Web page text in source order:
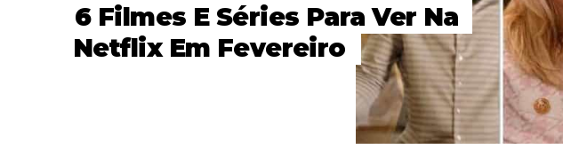
6 Filmes E Séries Para Ver Na
Netflix Em Fevereiro